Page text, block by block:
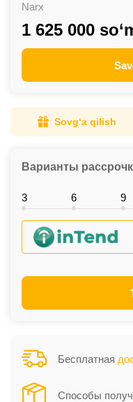
Narx
1 625 000
Sovg‘a qilish
Варианты
3 6 9
Бесплатная
Способы